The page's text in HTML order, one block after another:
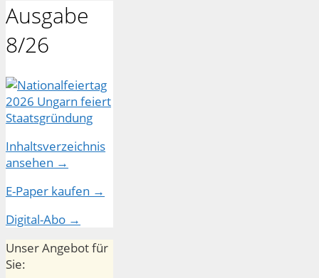
Ausgabe
8/26
Inhaltsverzeichnis
ansehen →
E-Paper kaufen →
Digital-Abo →
Unser Angebot für
Sie: